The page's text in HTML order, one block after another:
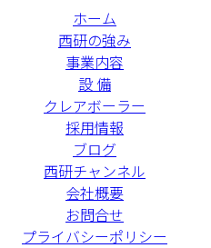
ホーム
西研の強み
事業内容
設 備
クレアボーラー
採用情報
ブログ
西研チャンネル
会社概要
お問合せ
プライバシーポリシー